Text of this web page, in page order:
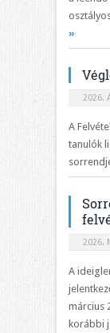
»
2026.
A
tanulók
2026.
A
március
korábbi